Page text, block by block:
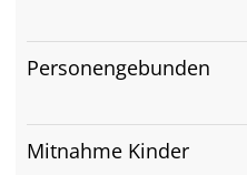
Personengebunden
Mitnahme Kinder